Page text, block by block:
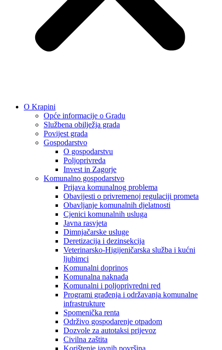
O Krapini
Opće informacije o Gradu
Službena obilježja grada
Povijest grada
Gospodarstvo
O gospodarstvu
Poljoprivreda
Invest in Zagorje
Komunalno gospodarstvo
Prijava komunalnog problema
Obavijesti o privremenoj regulaciji prometa
Obavljanje komunalnih djelatnosti
Cjenici komunalnih usluga
Javna rasvjeta
Dimnjačarske usluge
Deretizacija i dezinsekcija
Veterinarsko-Higijeničarska služba i kućni
ljubimci
Komunalni doprinos
Komunalna naknada
Komunalni i poljoprivredni red
Programi građenja i održavanja komunalne
infrastrukture
Spomenička renta
Održivo gospodarenje otpadom
Dozvole za autotaksi prijevoz
Civilna zaštita
Korištenje javnih površina